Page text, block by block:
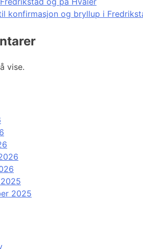
konfirmasjon og bryllup i
vise.
2025